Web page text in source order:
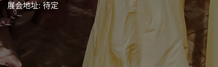
展会地址: 待定